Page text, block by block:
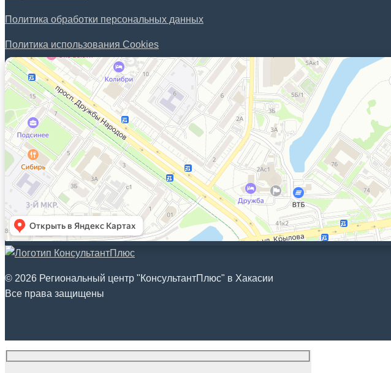
Политика обработки персональных данных
Политика использования Cookies
© 2026 Региональный центр "КонсультантПлюс" в Хакасии
Все права защищены